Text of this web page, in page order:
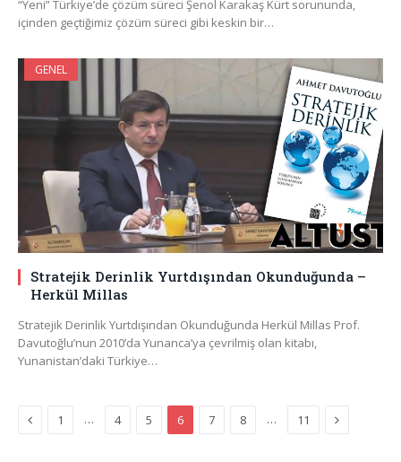
“Yeni” Türkiye’de çözüm süreci Şenol Karakaş Kürt sorununda,
içinden geçtiğimiz çözüm süreci gibi keskin bir…
GENEL
Stratejik Derinlik Yurtdışından Okunduğunda –
Herkül Millas
Stratejik Derinlik Yurtdışından Okunduğunda Herkül Millas Prof.
Davutoğlu’nun 2010’da Yunanca’ya çevrilmiş olan kitabı,
Yunanistan’daki Türkiye…
Previous
1 … 4 5 6 7 8 … 11 Next